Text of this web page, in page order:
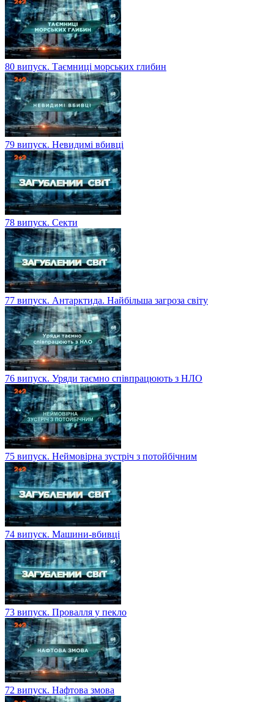
80 випуск. Таємниці морських глибин
79 випуск. Невидимі вбивці
78 випуск. Секти
77 випуск. Антарктида. Найбільша загроза світу
76 випуск. Уряди таємно співпрацюють з НЛО
75 випуск. Неймовірна зустріч з потойбічним
74 випуск. Машини-вбивці
73 випуск. Провалля у пекло
72 випуск. Нафтова змова